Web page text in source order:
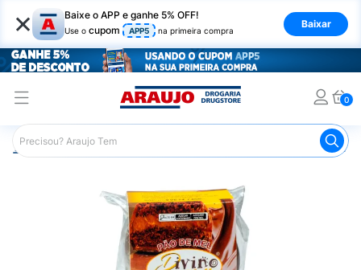
× Baixe o APP e ganhe 5% OFF!
Use o cupom APP5 na primeira compra
Baixar
0
Araujo Mercado Pão de Mel